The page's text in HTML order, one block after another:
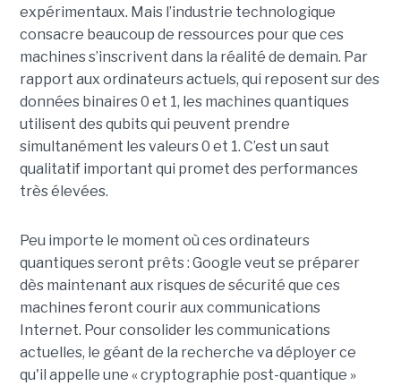
expérimentaux. Mais l’industrie technologique
consacre beaucoup de ressources pour que ces
machines s’inscrivent dans la réalité de demain. Par
rapport aux ordinateurs actuels, qui reposent sur des
données binaires 0 et 1, les machines quantiques
utilisent des qubits qui peuvent prendre
simultanément les valeurs 0 et 1. C’est un saut
qualitatif important qui promet des performances
très élevées.
Peu importe le moment où ces ordinateurs
quantiques seront prêts : Google veut se préparer
dès maintenant aux risques de sécurité que ces
machines feront courir aux communications
Internet. Pour consolider les communications
actuelles, le géant de la recherche va déployer ce
qu'il appelle une « cryptographie post-quantique »